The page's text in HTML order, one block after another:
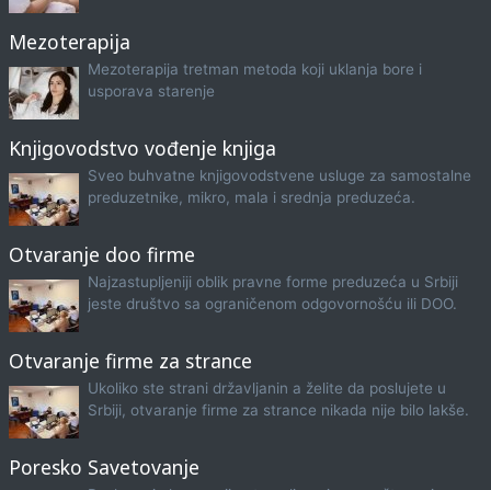
Mezoterapija
Mezoterapija tretman metoda koji uklanja bore i
usporava starenje
Knjigovodstvo vođenje knjiga
Sveo buhvatne knjigovodstvene usluge za samostalne
preduzetnike, mikro, mala i srednja preduzeća.
Otvaranje doo firme
Najzastupljeniji oblik pravne forme preduzeća u Srbiji
jeste društvo sa ograničenom odgovornošću ili DOO.
Otvaranje firme za strance
Ukoliko ste strani državljanin a želite da poslujete u
Srbiji, otvaranje firme za strance nikada nije bilo lakše.
Poresko Savetovanje